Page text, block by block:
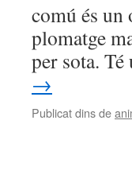
comú és un
plomatge
per sota.
→
Publicat dins de